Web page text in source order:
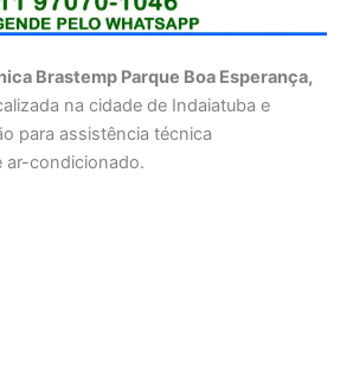
Brastemp Parque Boa Esperança,
na cidade de Indaiatuba e
para assistência técnica
ar-condicionado.